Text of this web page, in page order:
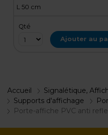
L 50 cm
Qté
Ajouter au
Accueil
Signalétique,
Supports d'affichage
Porte-affiche PVC anti